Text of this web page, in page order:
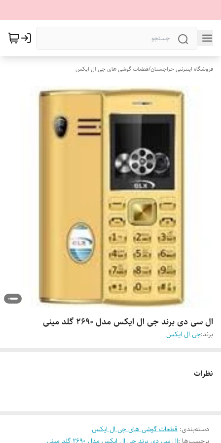
فروشگاه اینترنتی حراجستان/قطعات گوشی های جی ال ایکس
ال سی دی برند جی ال ایکس مدل 2690 گلد مینی
برند:جی ال ایکس
نظرات
دسته‌بندی: قطعات گوشی های جی ال ایکس